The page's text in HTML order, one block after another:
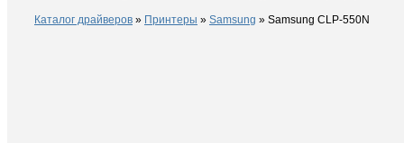
Каталог драйверов » Принтеры » Samsung » Samsung CLP-550N